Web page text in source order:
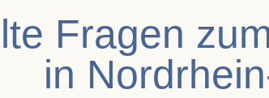
Fragen
in